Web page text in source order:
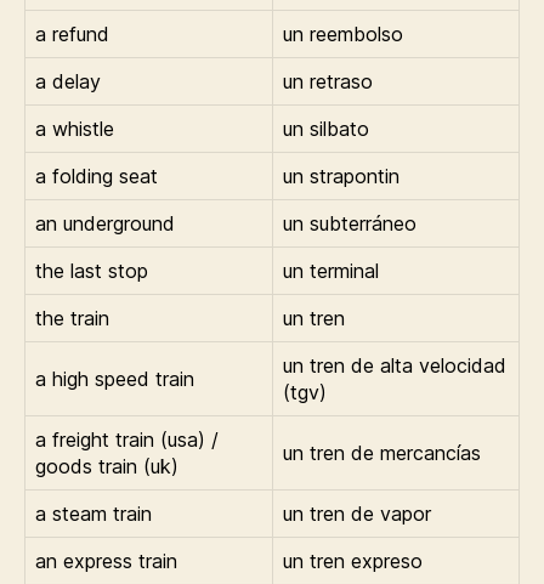
a refund
un reembolso
a delay
un retraso
a whistle
un silbato
a folding seat
un strapontin
an underground
un subterráneo
the last stop
un terminal
the train
un tren
a high speed train
un tren de alta velocidad
(tgv)
a freight train (usa) /
goods train (uk)
un tren de mercancías
a steam train
un tren de vapor
an express train
un tren expreso